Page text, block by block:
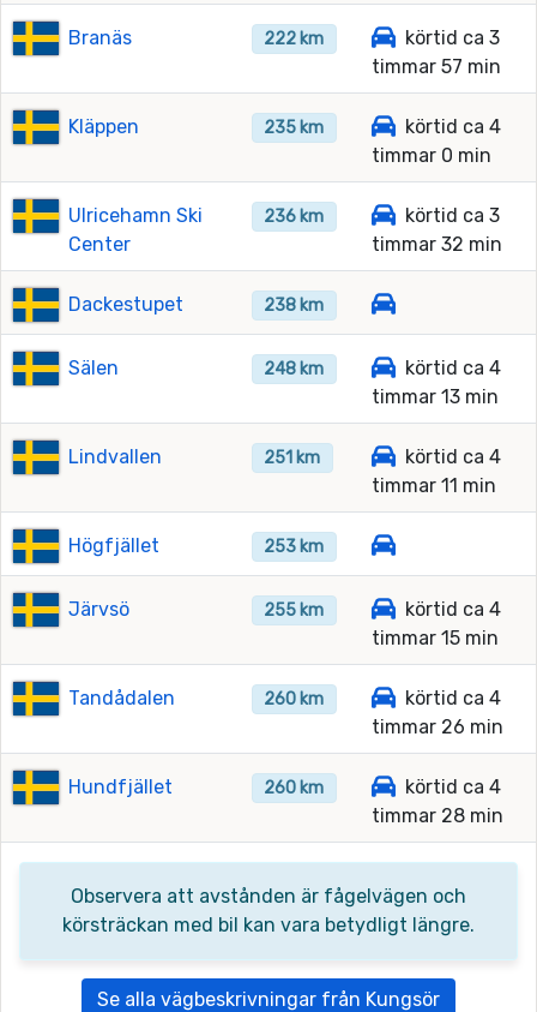
Branäs 222 km
körtid ca 3
timmar 57 min
Kläppen 235 km
körtid ca 4
timmar 0 min
Ulricehamn Ski
Center
236 km
körtid ca 3
timmar 32 min
Dackestupet 238 km
Sälen 248 km
körtid ca 4
timmar 13 min
Lindvallen 251 km
körtid ca 4
timmar 11 min
Högfjället 253 km
Järvsö 255 km
körtid ca 4
timmar 15 min
Tandådalen 260 km
körtid ca 4
timmar 26 min
Hundfjället 260 km
körtid ca 4
timmar 28 min
Observera att avstånden är fågelvägen och
körsträckan med bil kan vara betydligt längre.
Se alla vägbeskrivningar från Kungsör